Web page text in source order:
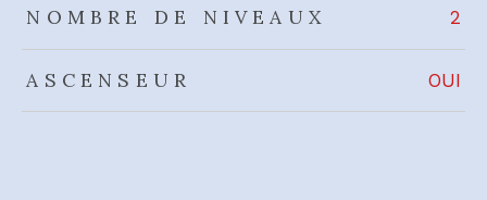
NOMBRE DE NIVEAUX 2
ASCENSEUR OUI